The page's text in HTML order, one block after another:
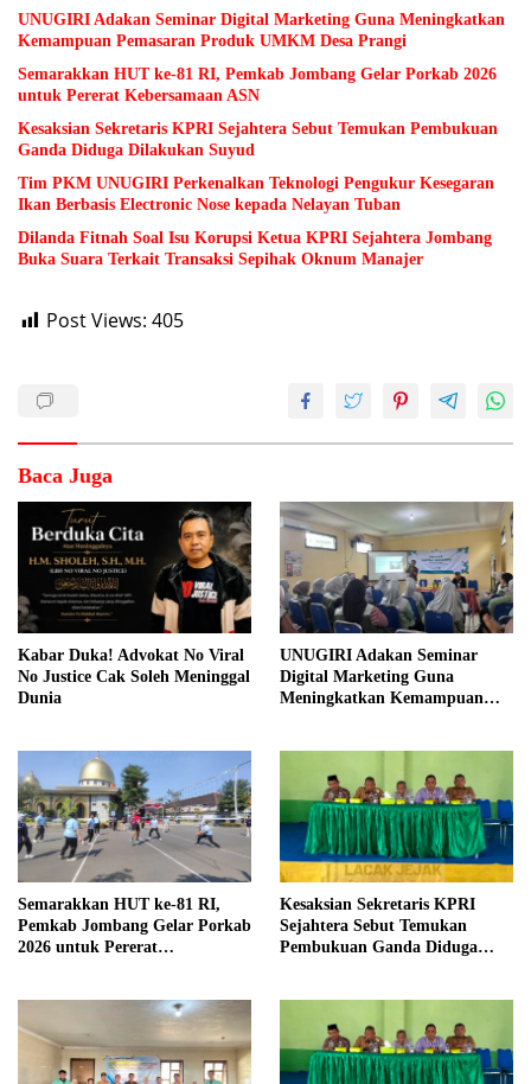
UNUGIRI Adakan Seminar Digital Marketing Guna Meningkatkan
Kemampuan Pemasaran Produk UMKM Desa Prangi
Semarakkan HUT ke-81 RI, Pemkab Jombang Gelar Porkab 2026
untuk Pererat Kebersamaan ASN
Kesaksian Sekretaris KPRI Sejahtera Sebut Temukan Pembukuan
Ganda Diduga Dilakukan Suyud
Tim PKM UNUGIRI Perkenalkan Teknologi Pengukur Kesegaran
Ikan Berbasis Electronic Nose kepada Nelayan Tuban
Dilanda Fitnah Soal Isu Korupsi Ketua KPRI Sejahtera Jombang
Buka Suara Terkait Transaksi Sepihak Oknum Manajer
Post Views: 405
Baca Juga
Kabar Duka! Advokat No Viral
No Justice Cak Soleh Meninggal
Dunia
UNUGIRI Adakan Seminar
Digital Marketing Guna
Meningkatkan Kemampuan
Semarakkan HUT ke-81 RI,
Pemkab Jombang Gelar Porkab
2026 untuk Pererat
Kesaksian Sekretaris KPRI
Sejahtera Sebut Temukan
Pembukuan Ganda Diduga